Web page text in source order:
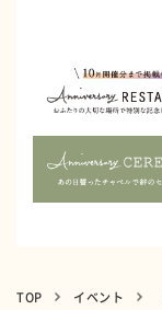
TOP イベント